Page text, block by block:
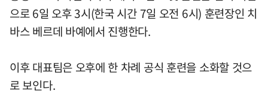
으로 6일 오후 3시(한국 시간 7일 오전 6시) 훈련장인 치
바스 베르데 바예에서 진행한다.
이후 대표팀은 오후에 한 차례 공식 훈련을 소화할 것으
로 보인다.